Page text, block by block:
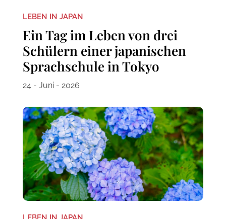
LEBEN IN JAPAN
Ein Tag im Leben von drei
Schülern einer japanischen
Sprachschule in Tokyo
24 - Juni - 2026